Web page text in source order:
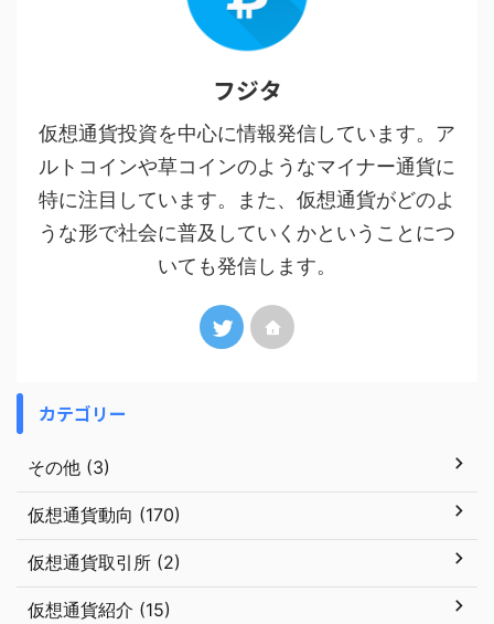
フジタ
仮想通貨投資を中心に情報発信しています。ア
ルトコインや草コインのようなマイナー通貨に
特に注目しています。また、仮想通貨がどのよ
うな形で社会に普及していくかということにつ
いても発信します。
カテゴリー
その他 (3)
仮想通貨動向 (170)
仮想通貨取引所 (2)
仮想通貨紹介 (15)